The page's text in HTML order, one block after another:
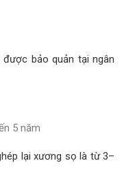
bảo quản tại ngân
5 năm
lại xương sọ là từ 3–